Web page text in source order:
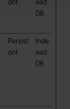
ant
xed
DB
Persist
ant
Inde
xed
DB